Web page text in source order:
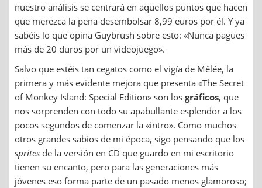
nuestro análisis se centrará en aquellos puntos que hacen
que merezca la pena desembolsar 8,99 euros por él. Y ya
sabéis lo que opina Guybrush sobre esto: «Nunca pagues
más de 20 duros por un videojuego».
Salvo que estéis tan cegatos como el vigía de Mêlée, la
primera y más evidente mejora que presenta «The Secret
of Monkey Island: Special Edition» son los gráficos, que
nos sorprenden con todo su apabullante esplendor a los
pocos segundos de comenzar la «intro». Como muchos
otros grandes sabios de mi época, sigo pensando que los
sprites de la versión en CD que guardo en mi escritorio
tienen su encanto, pero para las generaciones más
jóvenes eso forma parte de un pasado menos glamoroso;